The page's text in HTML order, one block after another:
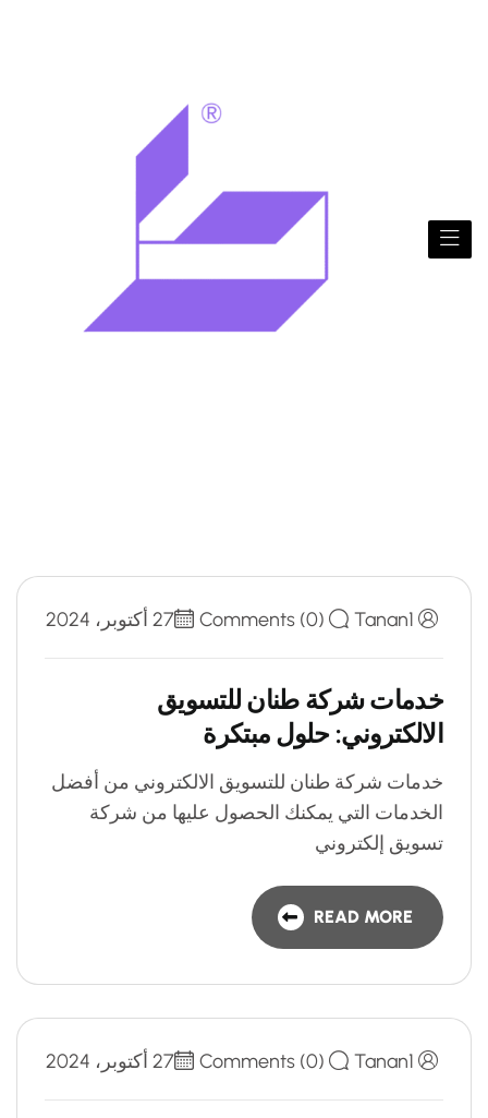
Tanan1 27 أكتوبر، 2024
خدمات شركة طنان للتسويق
الالكتروني: حلول مبتكرة
خدمات شركة طنان للتسويق الالكتروني من أفضل
الخدمات التي يمكنك الحصول عليها من شركة
تسويق إلكتروني
READ MORE
Tanan1 27 أكتوبر، 2024